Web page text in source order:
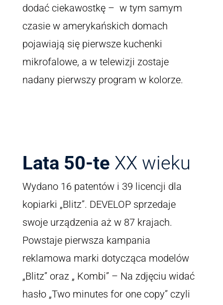
dodać ciekawostkę – w tym samym
czasie w amerykańskich domach
pojawiają się pierwsze kuchenki
mikrofalowe, a w telewizji zostaje
nadany pierwszy program w kolorze.
Lata 50-te XX wieku
Wydano 16 patentów i 39 licencji dla
kopiarki „Blitz”. DEVELOP sprzedaje
swoje urządzenia aż w 87 krajach.
Powstaje pierwsza kampania
reklamowa marki dotycząca modelów
„Blitz” oraz „ Kombi” – Na zdjęciu widać
hasło „Two minutes for one copy” czyli